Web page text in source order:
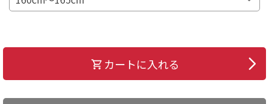
カートに入れる